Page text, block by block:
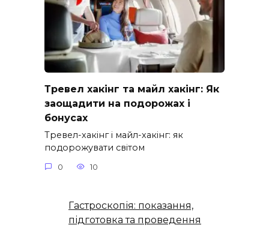
Тревел хакінг та майл хакінг: Як
заощадити на подорожах і
бонусах
Тревел-хакінг і майл-хакінг: як
подорожувати світом
0 10
Гастроскопія: показання,
підготовка та проведення